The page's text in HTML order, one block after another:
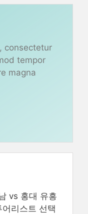
consectetur
tempor
magna
vs 홍대 유흥
리스트 선택